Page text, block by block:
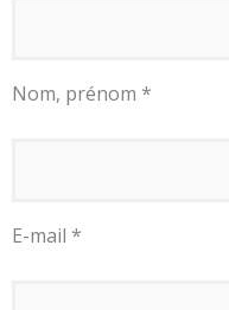
Nom, prénom *
E-mail *